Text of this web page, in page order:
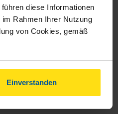
diese Informationen
Rahmen Ihrer Nutzung
von Cookies, gemäß
Einverstanden